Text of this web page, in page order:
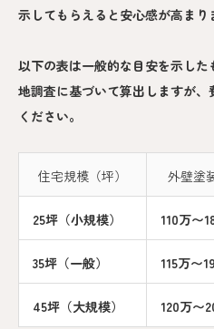
示してもらえると安心感が高まり
以下の表は一般的な目安を示し
地調査に基づいて算出しますが
ください。
住宅規模（坪） 外壁塗
25坪（小規模） 110万〜
35坪（一般） 115万〜
45坪（大規模） 120万〜